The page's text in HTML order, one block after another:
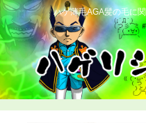
ハゲ薄毛AGA髪の毛に